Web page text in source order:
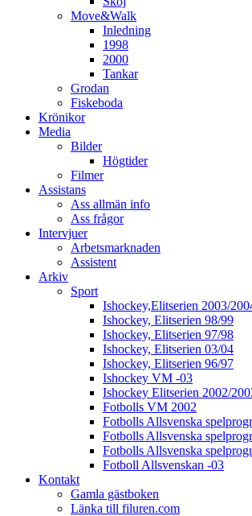
Move&Walk
Inledning
1998
2000
Tankar
Grodan
Fiskeboda
Krönikor
Media
Bilder
Högtider
Filmer
Assistans
Ass allmän info
Ass frågor
Intervjuer
Arbetsmarknaden
Assistent
Arkiv
Sport
Ishockey,Elitserien 2003/
Ishockey, Elitserien 98/99
Ishockey, Elitserien 97/98
Ishockey, Elitserien 03/04
Ishockey, Elitserien 96/97
Ishockey VM -03
Ishockey Elitserien 2002/
Fotbolls VM 2002
Fotbolls Allsvenska
Fotbolls Allsvenska
Fotbolls Allsvenska
Fotboll Allsvenskan -03
Kontakt
Gamla gästboken
Länka till filuren.com